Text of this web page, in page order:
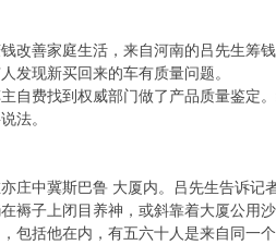
善家庭生活，来自河南的吕先生筹钱
发现新买回来的车有质量问题。
费找到权威部门做了产品质量鉴定。
法。
中冀斯巴鲁 大厦内。吕先生告诉记
褥子上闭目养神，或斜靠着大厦公用
括他在内，有五六十人是来自同一个